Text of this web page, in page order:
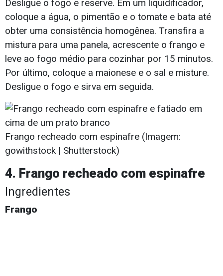
Desligue o fogo e reserve. Em um liquidificador,
coloque a água, o pimentão e o tomate e bata até
obter uma consistência homogênea. Transfira a
mistura para uma panela, acrescente o frango e
leve ao fogo médio para cozinhar por 15 minutos.
Por último, coloque a maionese e o sal e misture.
Desligue o fogo e sirva em seguida.
Frango recheado com espinafre (Imagem:
gowithstock | Shutterstock)
4. Frango recheado com espinafre
Ingredientes
Frango